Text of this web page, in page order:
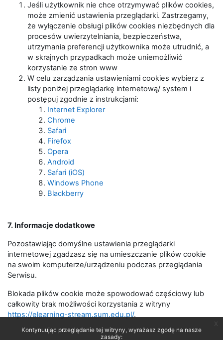
Kontynuując przeglądanie tej witryny, wyrażasz zgodę na nasze
zasady:
Jeśli użytkownik nie chce otrzymywać plików cookies,
może zmienić ustawienia przeglądarki. Zastrzegamy,
że wyłączenie obsługi plików cookies niezbędnych dla
procesów uwierzytelniania, bezpieczeństwa,
utrzymania preferencji użytkownika może utrudnić, a
w skrajnych przypadkach może uniemożliwić
korzystanie ze stron www
W celu zarządzania ustawieniami cookies wybierz z
listy poniżej przeglądarkę internetową/ system i
postępuj zgodnie z instrukcjami:
Internet Explorer
Chrome
Safari
Firefox
Opera
Android
Safari (iOS)
Windows Phone
Blackberry
7. Informacje dodatkowe
Pozostawiając domyślne ustawienia przeglądarki
internetowej zgadzasz się na umieszczanie plików cookie
na swoim komputerze/urządzeniu podczas przeglądania
Serwisu.
Blokada plików cookie może spowodować częściowy lub
całkowity brak możliwości korzystania z witryny
https://elearning-stream.sum.edu.pl/.